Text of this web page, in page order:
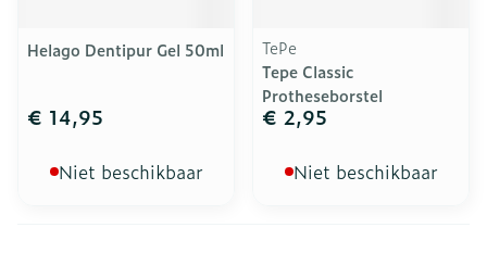
Helago Dentipur Gel 50ml
€ 14,95
Niet beschikbaar
TePe
Tepe Classic
Protheseborstel
€ 2,95
Niet beschikbaar